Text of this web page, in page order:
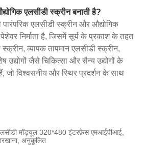
एलसीडी स्क्रीन बनाती है?
पारंपरिक एलसीडी स्क्रीन और औद्योगिक
निर्माता है, जिसमें सूर्य के प्रकाश के तहत
स्क्रीन, व्यापक तापमान एलसीडी स्क्रीन,
उद्योगों जैसे चिकित्सा और सैन्य उद्योगों के
जो विश्वसनीय और स्थिर प्रदर्शन के साथ
मॉड्यूल 320*480 इंटरफ़ेस एमआईपीआई,
अनुकूलित